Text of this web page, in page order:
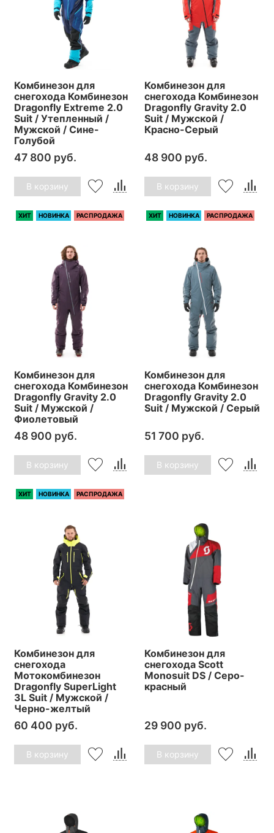
Комбинезон для
снегохода Комбинезон
Dragonfly Extreme 2.0
Suit / Утепленный /
Мужской / Сине-
Голубой
47 800 руб.
В корзину
Комбинезон для
снегохода Комбинезон
Dragonfly Gravity 2.0
Suit / Мужской /
Красно-Серый
48 900 руб.
В корзину
ХИТ НОВИНКА РАСПРОДАЖА
Комбинезон для
снегохода Комбинезон
Dragonfly Gravity 2.0
Suit / Мужской /
Фиолетовый
48 900 руб.
В корзину
ХИТ НОВИНКА РАСПРОДАЖА
Комбинезон для
снегохода Комбинезон
Dragonfly Gravity 2.0
Suit / Мужской / Серый
51 700 руб.
В корзину
ХИТ НОВИНКА РАСПРОДАЖА
Комбинезон для
снегохода
Мотокомбинезон
Dragonfly SuperLight
3L Suit / Мужской /
Черно-желтый
60 400 руб.
В корзину
Комбинезон для
снегохода Scott
Monosuit DS / Серо-
красный
29 900 руб.
В корзину